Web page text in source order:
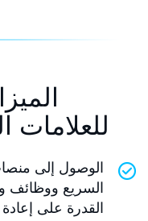
للعلامات
السريع ووظائف
القدرة على إعادة